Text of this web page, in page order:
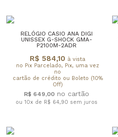
RELÓGIO CASIO ANA DIGI
UNISSEX G-SHOCK GMA-
P2100M-2ADR
R$ 584,10 à vista
no Pix Parcelado, Pix, uma vez
no
cartão de crédito ou Boleto (10%
Off)
R$ 649,00
ou 10x de R$ 64,90 sem juros